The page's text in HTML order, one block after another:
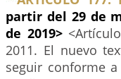
partir del 29 de
de 2019>
2011. El nuevo
seguir conforme